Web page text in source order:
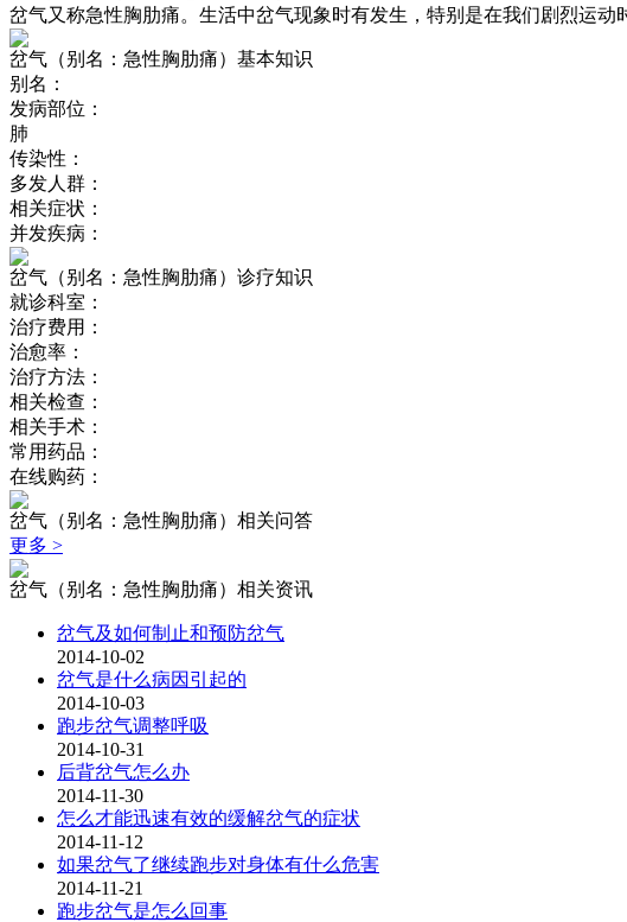
岔气又称急性胸肋痛。生活中岔气现象时有发生，特别是在我们剧烈运
岔气（别名：急性胸肋痛）基本知识
别名：
发病部位：
肺
传染性：
多发人群：
相关症状：
并发疾病：
岔气（别名：急性胸肋痛）诊疗知识
就诊科室：
治疗费用：
治愈率：
治疗方法：
相关检查：
相关手术：
常用药品：
在线购药：
岔气（别名：急性胸肋痛）相关问答
更多 >
岔气（别名：急性胸肋痛）相关资讯
岔气及如何制止和预防岔气
2014-10-02
岔气是什么病因引起的
2014-10-03
跑步岔气调整呼吸
2014-10-31
后背岔气怎么办
2014-11-30
怎么才能迅速有效的缓解岔气的症状
2014-11-12
如果岔气了继续跑步对身体有什么危害
2014-11-21
跑步岔气是怎么回事